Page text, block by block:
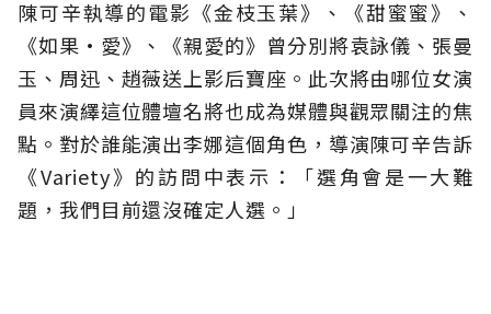
陳可辛執導的電影《金枝玉葉》、《甜蜜蜜》、
《如果•愛》、《親愛的》曾分別將袁詠儀、張曼
玉、周迅、趙薇送上影后寶座。此次將由哪位女演
員來演繹這位體壇名將也成為媒體與觀眾關注的焦
點。對於誰能演出李娜這個角色，導演陳可辛告訴
《Variety》的訪問中表示：「選角會是一大難
題，我們目前還沒確定人選。」